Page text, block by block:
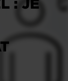
: JE